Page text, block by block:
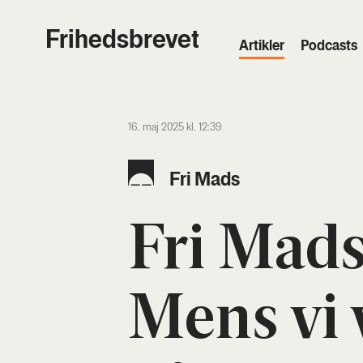
Frihedsbrevet Artik­ler Podcasts
16. maj 2025 kl. 12:39
Fri Mads
Fri
Mens vi